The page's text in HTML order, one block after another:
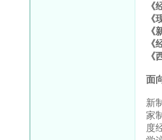
《
《
《
《
面
新
家
度